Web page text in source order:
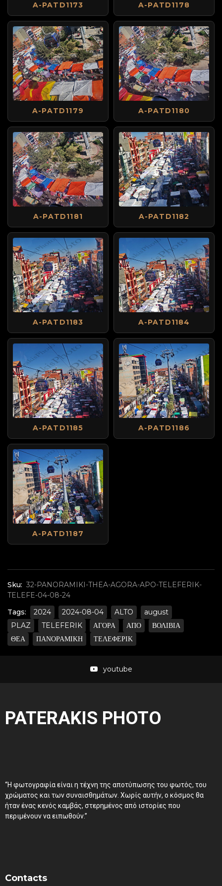
Sku: 32-PANORAMIKI-THEA-AGORA-APO-TELEFERIK-
TELEFE-04-08-24
Tags:
2024 2024-08-04 ALTO
august
PLAZ
TELEFERIK ΑΓΟΡΑ ΑΠΟ
ΒΟΛΙΒΙΑ
ΘΕΑ
ΠΑΝΟΡΑΜΙΚΗ ΤΕΛΕΦΕΡΙΚ
A-PATD1173 A-PATD1178
A-PATD1179 A-PATD1180
A-PATD1181 A-PATD1182
A-PATD1183 A-PATD1184
A-PATD1185 A-PATD1186
A-PATD1187
youtube
PATERAKIS PHOTO
“Η φωτογραφία είναι η τέχνη της αποτύπωσης του φωτός, του
χρώματος και των συναισθημάτων. Χωρίς αυτήν, ο κόσμος θα
ήταν ένας κενός καμβάς, στερημένος από ιστορίες που
περιμένουν να ειπωθούν.”
Contacts